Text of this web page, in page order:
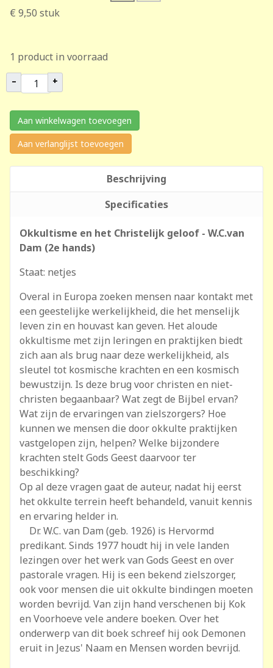
€ 9,50 stuk
1 product in voorraad
– +
Aan winkelwagen toevoegen
Aan verlanglijst toevoegen
Beschrijving
Specificaties
Okkultisme en het Christelijk geloof - W.C.van
Dam (2e hands)
Staat: netjes
Overal in Europa zoeken mensen naar kontakt met
een geestelijke werkelijkheid, die het menselijk
leven zin en houvast kan geven. Het aloude
okkultisme met zijn leringen en praktijken biedt
zich aan als brug naar deze werkelijkheid, als
sleutel tot kosmische krachten en een kosmisch
bewustzijn. Is deze brug voor christen en niet-
christen begaanbaar? Wat zegt de Bijbel ervan?
Wat zijn de ervaringen van zielszorgers? Hoe
kunnen we mensen die door okkulte praktijken
vastgelopen zijn, helpen? Welke bijzondere
krachten stelt Gods Geest daarvoor ter
beschikking?
Op al deze vragen gaat de auteur, nadat hij eerst
het okkulte terrein heeft behandeld, vanuit kennis
en ervaring helder in.
Dr. W.C. van Dam (geb. 1926) is Hervormd
predikant. Sinds 1977 houdt hij in vele landen
lezingen over het werk van Gods Geest en over
pastorale vragen. Hij is een bekend zielszorger,
ook voor mensen die uit okkulte bindingen moeten
worden bevrijd. Van zijn hand verschenen bij Kok
en Voorhoeve vele andere boeken. Over het
onderwerp van dit boek schreef hij ook Demonen
eruit in Jezus' Naam en Mensen worden bevrijd.